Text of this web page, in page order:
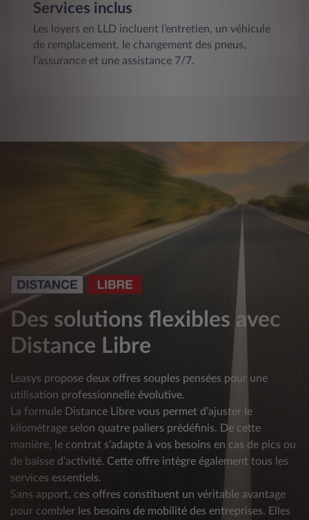
Services inclus
Les loyers en LLD incluent l’entretien, un véhicule
de remplacement, le changement des pneus,
l’assurance et une assistance 7/7.
Des solutions flexibles avec
Distance Libre
Leasys propose deux offres souples pensées pour une
utilisation professionnelle évolutive.
La formule Distance Libre vous permet d’ajuster le
kilométrage selon quatre paliers prédéfinis. De cette
manière, le contrat s’adapte à vos besoins en cas de pics ou
de baisse d’activité. Cette offre intègre également tous les
services essentiels.
Sans apport, ces offres constituent un véritable avantage
pour combler les besoins de mobilité des entreprises. Elles